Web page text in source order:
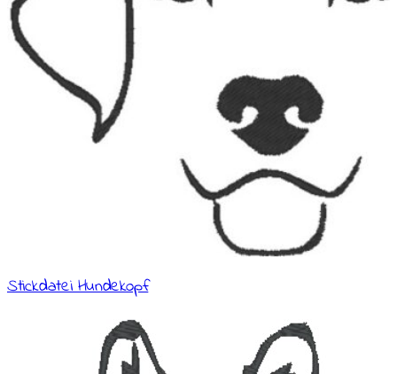
Stickdatei Hundekopf